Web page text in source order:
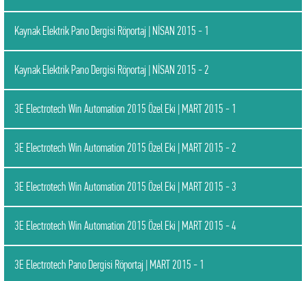
Kaynak Elektrik Pano Dergisi Röportaj | NİSAN 2015 - 1
Kaynak Elektrik Pano Dergisi Röportaj | NİSAN 2015 - 2
3E Electrotech Win Automation 2015 Özel Eki | MART 2015 - 1
3E Electrotech Win Automation 2015 Özel Eki | MART 2015 - 2
3E Electrotech Win Automation 2015 Özel Eki | MART 2015 - 3
3E Electrotech Win Automation 2015 Özel Eki | MART 2015 - 4
3E Electrotech Pano Dergisi Röportaj | MART 2015 - 1